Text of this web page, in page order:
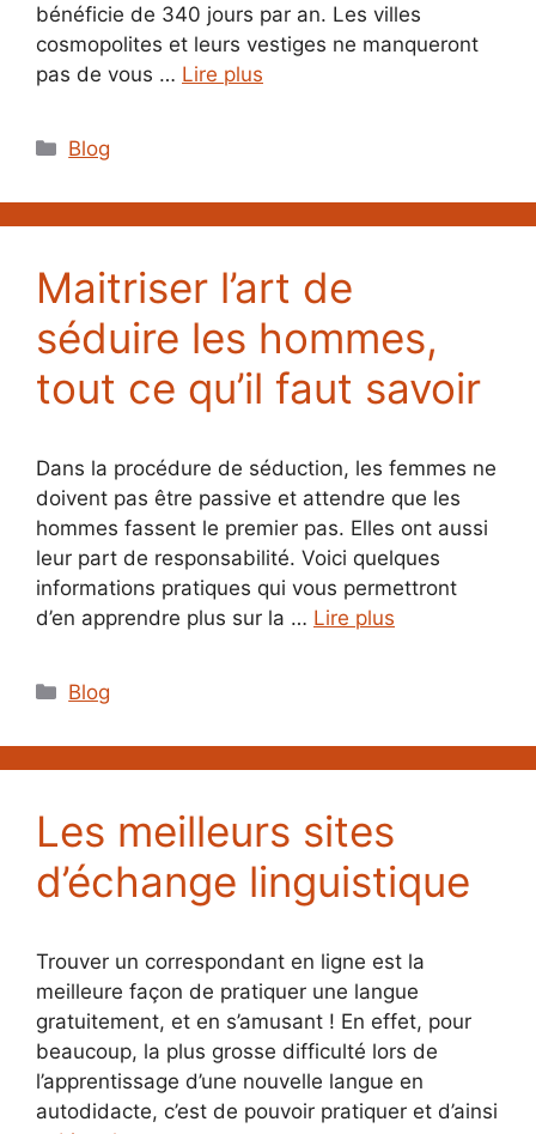
bénéficie de 340 jours par an. Les villes
cosmopolites et leurs vestiges ne manqueront
pas de vous … Lire plus
Catégories
Blog
Maitriser l’art de
séduire les hommes,
tout ce qu’il faut savoir
Dans la procédure de séduction, les femmes ne
doivent pas être passive et attendre que les
hommes fassent le premier pas. Elles ont aussi
leur part de responsabilité. Voici quelques
informations pratiques qui vous permettront
d’en apprendre plus sur la … Lire plus
Catégories
Blog
Les meilleurs sites
d’échange linguistique
Trouver un correspondant en ligne est la
meilleure façon de pratiquer une langue
gratuitement, et en s’amusant ! En effet, pour
beaucoup, la plus grosse difficulté lors de
l’apprentissage d’une nouvelle langue en
autodidacte, c’est de pouvoir pratiquer et d’ainsi